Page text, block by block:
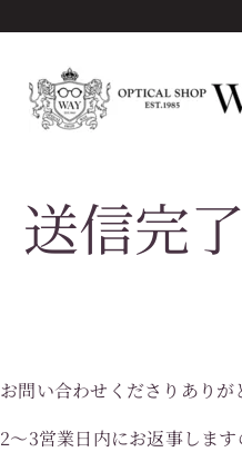
送信完了
お問い合わせくださりありが
2～3営業日内にお返事します